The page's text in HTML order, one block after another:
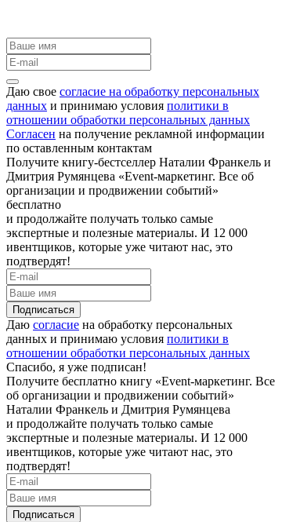
Даю свое согласие на обработку персональных
данных и принимаю условия политики в
отношении обработки персональных данных
Согласен на получение рекламной информации
по оставленным контактам
Получите книгу-бестселлер Наталии Франкель и
Дмитрия Румянцева «Event-маркетинг. Все об
организации и продвижении событий»
бесплатно
и продолжайте получать только самые
экспертные и полезные материалы. И 12 000
ивентщиков, которые уже читают нас, это
подтвердят!
Подписаться
Даю согласие на обработку персональных
данных и принимаю условия политики в
отношении обработки персональных данных
Спасибо, я уже подписан!
Получите бесплатно книгу «Event-маркетинг. Все
об организации и продвижении событий»
Наталии Франкель и Дмитрия Румянцева
и продолжайте получать только самые
экспертные и полезные материалы. И 12 000
ивентщиков, которые уже читают нас, это
подтвердят!
Подписаться